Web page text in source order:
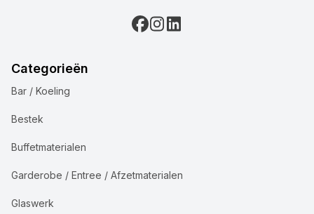
Categorieën
Bar / Koeling
Bestek
Buffetmaterialen
Garderobe / Entree / Afzetmaterialen
Glaswerk